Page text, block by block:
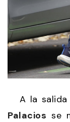
A la salida
Palacios se